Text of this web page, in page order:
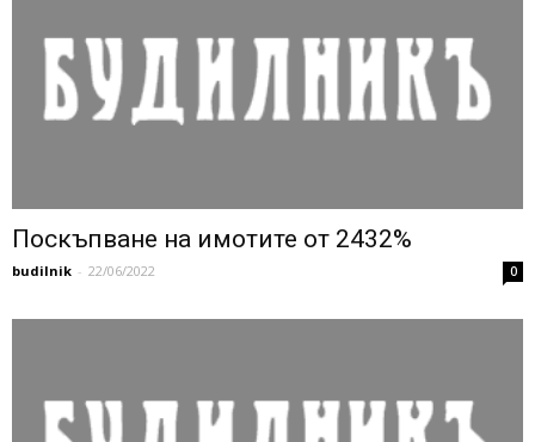
Поскъпване на имотите от 2432%
budilnik - 22/06/2022 0